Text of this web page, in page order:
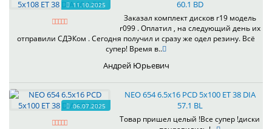
11.10.2025
60.1 BD
Заказал комплект дисков r19 модель
r099 . Оплатил , на следующий день их
отправили СДЭКом . Сегодня получил и сразу же одел резину. Всё
супер! Время в..
Андрей Юрьевич
06.07.2025
NEO 654 6.5x16 PCD 5x100 ET 38 DIA
57.1 BL
Товар пришел целый !Все супер !диски